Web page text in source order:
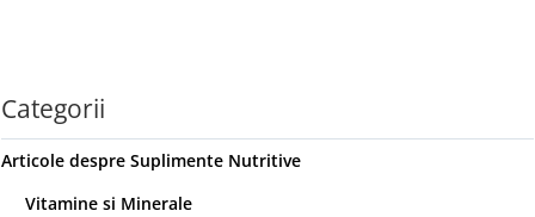
Categorii
Articole despre Suplimente Nutritive
Vitamine si Minerale